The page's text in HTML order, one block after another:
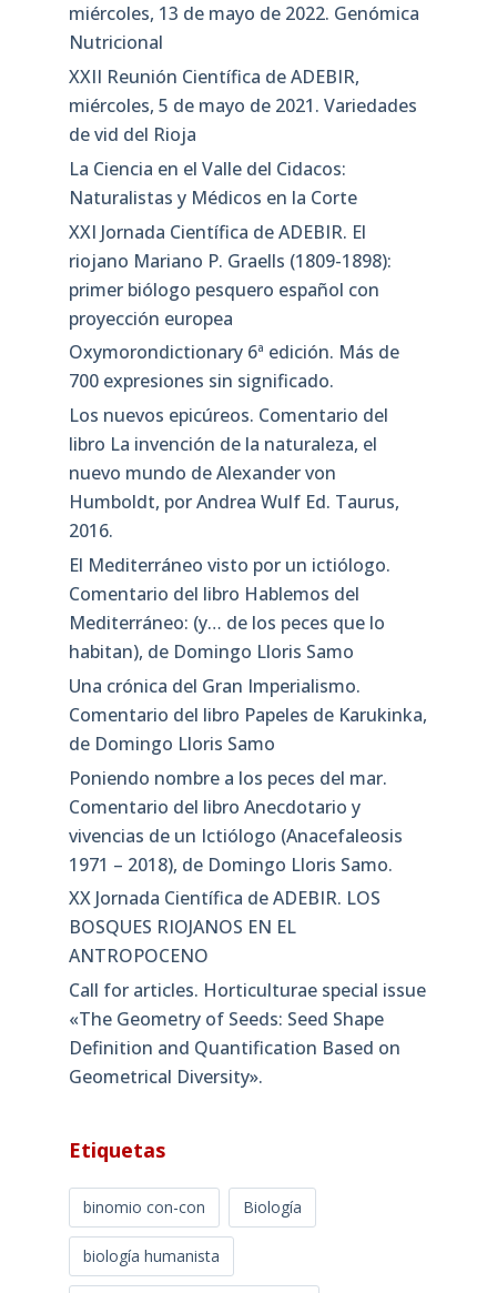
miércoles, 13 de mayo de 2022. Genómica
Nutricional
XXII Reunión Científica de ADEBIR,
miércoles, 5 de mayo de 2021. Variedades
de vid del Rioja
La Ciencia en el Valle del Cidacos:
Naturalistas y Médicos en la Corte
XXI Jornada Científica de ADEBIR. El
riojano Mariano P. Graells (1809-1898):
primer biólogo pesquero español con
proyección europea
Oxymorondictionary 6ª edición. Más de
700 expresiones sin significado.
Los nuevos epicúreos. Comentario del
libro La invención de la naturaleza, el
nuevo mundo de Alexander von
Humboldt, por Andrea Wulf Ed. Taurus,
2016.
El Mediterráneo visto por un ictiólogo.
Comentario del libro Hablemos del
Mediterráneo: (y… de los peces que lo
habitan), de Domingo Lloris Samo
Una crónica del Gran Imperialismo.
Comentario del libro Papeles de Karukinka,
de Domingo Lloris Samo
Poniendo nombre a los peces del mar.
Comentario del libro Anecdotario y
vivencias de un Ictiólogo (Anacefaleosis
1971 – 2018), de Domingo Lloris Samo.
XX Jornada Científica de ADEBIR. LOS
BOSQUES RIOJANOS EN EL
ANTROPOCENO
Call for articles. Horticulturae special issue
«The Geometry of Seeds: Seed Shape
Definition and Quantification Based on
Geometrical Diversity»​.
Etiquetas
binomio con-con Biología
biología humanista